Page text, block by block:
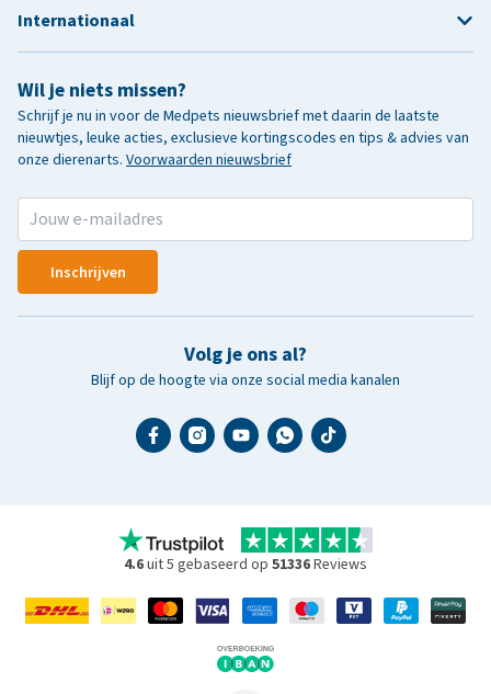
Wil je niets missen?
Schrijf je nu in voor de Medpets nieuwsbrief met daarin de laatste
nieuwtjes, leuke acties, exclusieve kortingscodes en tips & advies van
onze dierenarts. Voorwaarden nieuwsbrief
Inschrijven
Volg je ons al?
Blijf op de hoogte via onze social media kanalen
Internationaal
4.6uit 5 gebaseerd op 51336Reviews